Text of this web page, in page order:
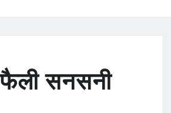
फैली सनसनी